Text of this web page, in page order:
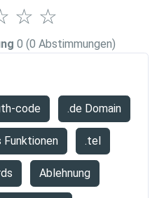
☆
☆
0 (0 Abstimmungen)
code .de Domain
.tel
Ablehnung